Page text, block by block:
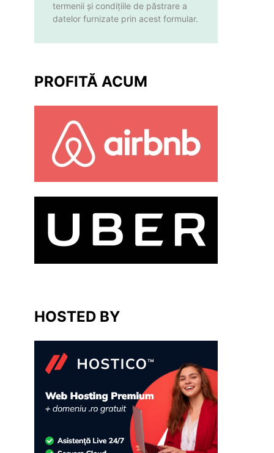
termenii și condițiile de păstrare a
datelor furnizate prin acest formular.
PROFITĂ ACUM
HOSTED BY